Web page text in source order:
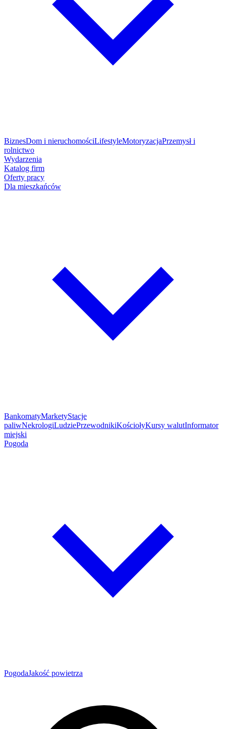
BiznesDom i nieruchomościLifestyleMotoryzacjaPrzemysł i
rolnictwo
Wydarzenia
Katalog firm
Oferty pracy
Dla mieszkańców
BankomatyMarketyStacje
paliwNekrologiLudziePrzewodnikiKościołyKursy walutInformator
miejski
Pogoda
PogodaJakość powietrza